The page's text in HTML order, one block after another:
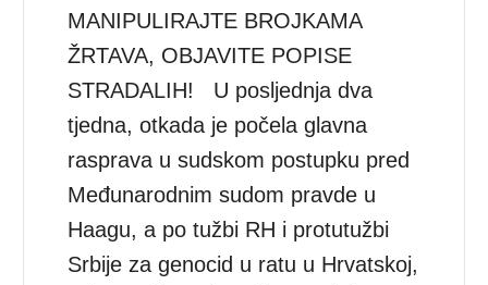
MANIPULIRAJTE BROJKAMA
ŽRTAVA, OBJAVITE POPISE
STRADALIH! U posljednja dva
tjedna, otkada je počela glavna
rasprava u sudskom postupku pred
Međunarodnim sudom pravde u
Haagu, a po tužbi RH i protutužbi
Srbije za genocid u ratu u Hrvatskoj,